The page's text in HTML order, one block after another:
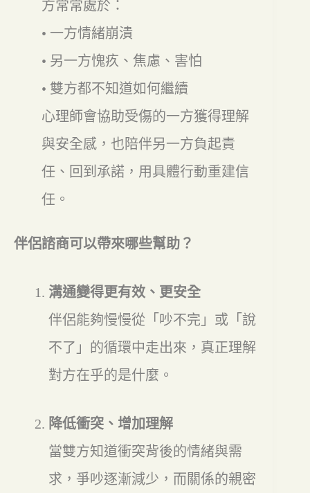
方常常處於：
• 一方情緒崩潰
• 另一方愧疚、焦慮、害怕
• 雙方都不知道如何繼續
心理師會協助受傷的一方獲得理解
與安全感，也陪伴另一方負起責
任、回到承諾，用具體行動重建信
任。
伴侶諮商可以帶來哪些幫助？
溝通變得更有效、更安全
伴侶能夠慢慢從「吵不完」或「說
不了」的循環中走出來，真正理解
對方在乎的是什麼。
降低衝突、增加理解
當雙方知道衝突背後的情緒與需
求，爭吵逐漸減少，而關係的親密